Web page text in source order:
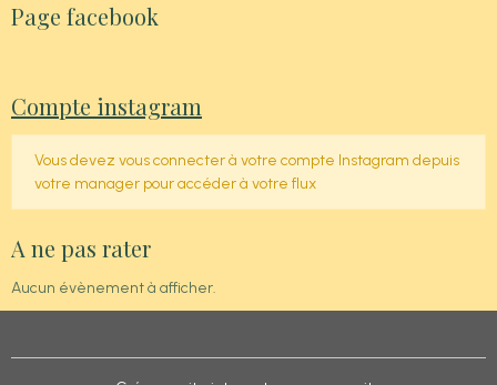
Page facebook
Compte instagram
Vous devez vous connecter à votre compte Instagram depuis
votre manager pour accéder à votre flux
A ne pas rater
Aucun évènement à afficher.